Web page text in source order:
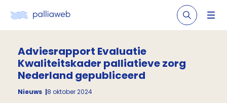
Adviesrapport Evaluatie
Kwaliteitskader palliatieve zorg
Nederland gepubliceerd
Nieuws 8 oktober 2024